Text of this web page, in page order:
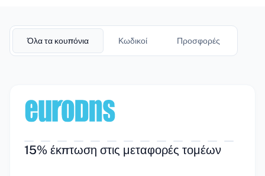
Όλα τα κουπόνια Κωδικοί Προσφορές
15% έκπτωση στις μεταφορές τομέων